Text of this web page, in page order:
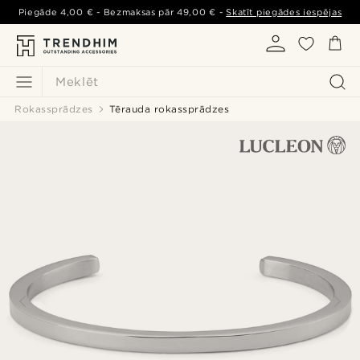
Meklēt
Piegāde4,00 € - Bezmaksas pār49,00 € -Skatīt piegādes iespējas
Rokassprādzes Tērauda rokassprādzes